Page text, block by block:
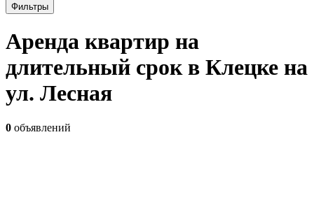
Фильтры
Аренда квартир на
длительный срок в Клецке на
ул. Лесная
0 объявлений